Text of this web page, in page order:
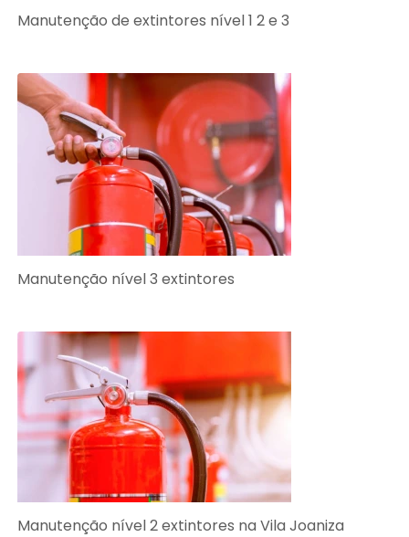
Manutenção de extintores nível 1 2 e 3
Manutenção nível 3 extintores
Manutenção nível 2 extintores na Vila Joaniza